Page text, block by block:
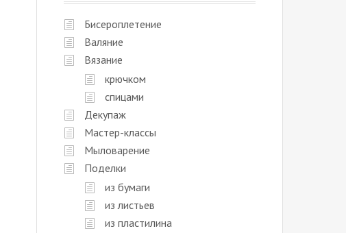
Бисероплетение
Валяние
Вязание
крючком
спицами
Декупаж
Мастер-классы
Мыловарение
Поделки
из бумаги
из листьев
из пластилина